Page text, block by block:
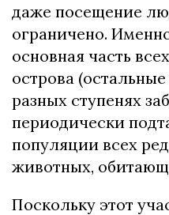
даже посещение
ограничено.
основная часть
острова
разных ступенях
периодически
популяции всех
животных,
Поскольку этот